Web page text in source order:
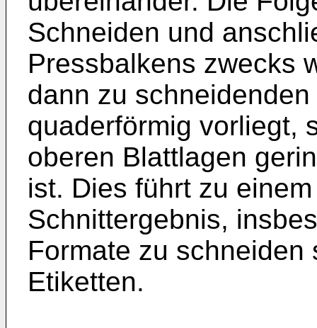
Schneiden und
Pressbalkens zwecks
dann zu
quaderförmig vorliegt,
oberen Blattlagen
ist. Dies führt zu
Schnittergebnis,
Formate zu
Etiketten.